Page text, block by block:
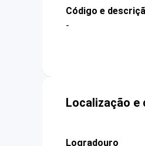
Código e
-
Localização e
Logradouro